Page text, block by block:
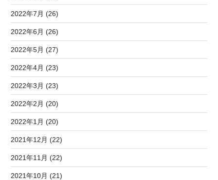
2022年7月 (26)
2022年6月 (26)
2022年5月 (27)
2022年4月 (23)
2022年3月 (23)
2022年2月 (20)
2022年1月 (20)
2021年12月 (22)
2021年11月 (22)
2021年10月 (21)